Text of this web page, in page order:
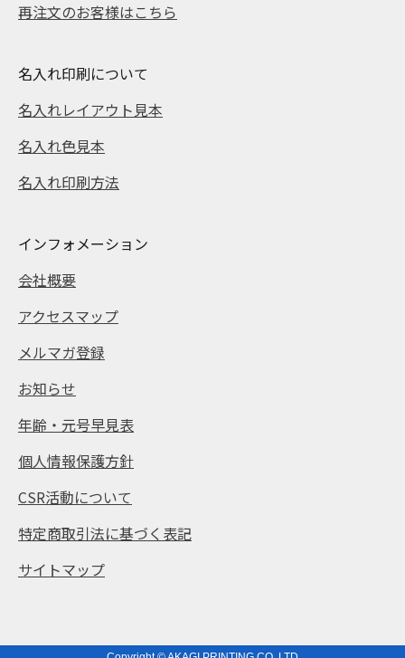
再注文のお客様はこちら
名入れ印刷について
名入れレイアウト見本
名入れ色見本
名入れ印刷方法
インフォメーション
会社概要
アクセスマップ
メルマガ登録
お知らせ
年齢・元号早見表
個人情報保護方針
CSR活動について
特定商取引法に基づく表記
サイトマップ